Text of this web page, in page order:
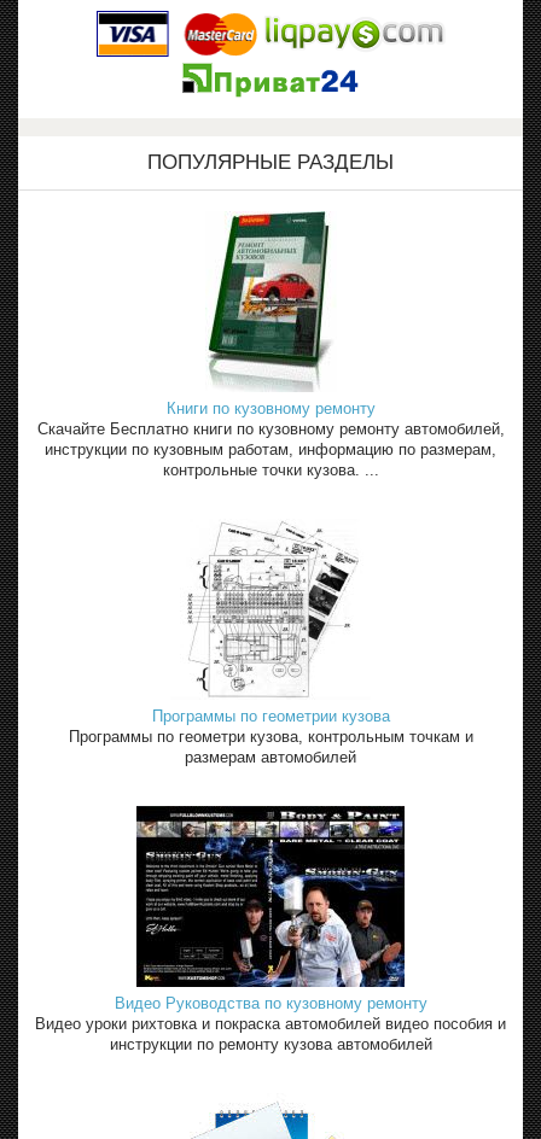
ПОПУЛЯРНЫЕ РАЗДЕЛЫ
Книги по кузовному ремонту
Скачайте Бесплатно книги по кузовному ремонту автомобилей,
инструкции по кузовным работам, информацию по размерам,
контрольные точки кузова. ...
Программы по геометрии кузова
Программы по геометри кузова, контрольным точкам и
размерам автомобилей
Видео Руководства по кузовному ремонту
Видео уроки рихтовка и покраска автомобилей видео пособия и
инструкции по ремонту кузова автомобилей